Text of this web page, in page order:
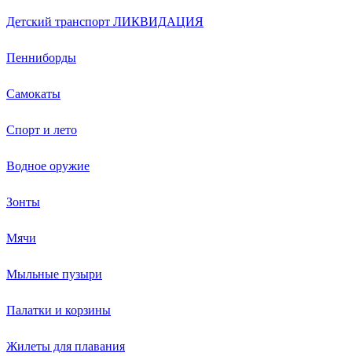
Детский транспорт ЛИКВИДАЦИЯ
Пенниборды
Самокаты
Спорт и лето
Водное оружие
Зонты
Мячи
Мыльные пузыри
Палатки и корзины
Жилеты для плавания